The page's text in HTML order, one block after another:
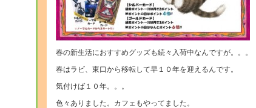
春の新生活におすすめグッズも続々入荷中なんですが。。。
春はラビ、東口から移転して早１０年を迎えるんです。
気付けば１０年。。。
色々ありました。カフェもやってました。